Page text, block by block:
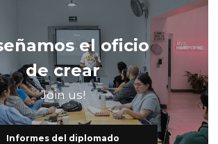
el oficio
de crear
Join us!
Informes del diplomado